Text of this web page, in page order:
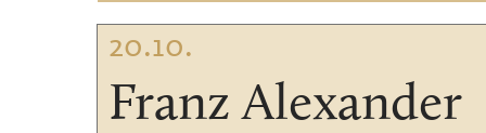
20.10.
Franz Alexander